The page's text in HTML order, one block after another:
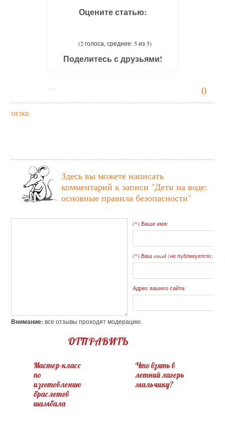
0
Оцените статью:
(2 голоса, среднее: 5 из 5)
Поделитесь с друзьями!
МЕТКИ:
Здесь вы можете написать
комментарий к записи "Дети на воде:
основные правила безопасности"
(*) Ваше имя:
(*) Ваш email (не публикуется):
Адрес вашего сайта:
Внимание: все отзывы проходят модерацию.
ОТПРАВИТЬ
Мастер-класс
по
изготовлению
браслетов
шамбала
Что взять в
летний лагерь
мальчику?